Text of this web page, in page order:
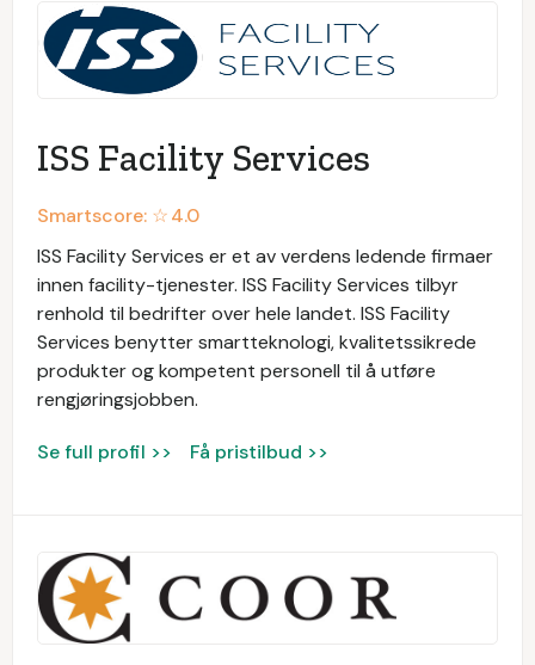
ISS Facility Services
Smartscore: ☆4.0
ISS Facility Services er et av verdens ledende firmaer
innen facility-tjenester. ISS Facility Services tilbyr
renhold til bedrifter over hele landet. ISS Facility
Services benytter smartteknologi, kvalitetssikrede
produkter og kompetent personell til å utføre
rengjøringsjobben.
Se full profil >> Få pristilbud >>